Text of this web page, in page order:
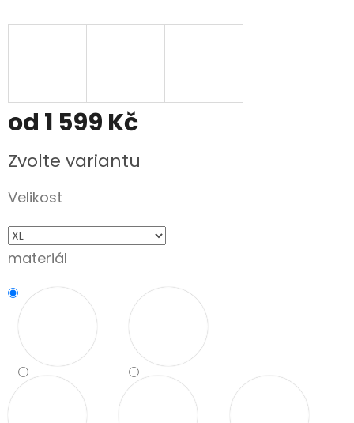
od 1 599 Kč
cena:
Zvolte variantu
Velikost
materiál